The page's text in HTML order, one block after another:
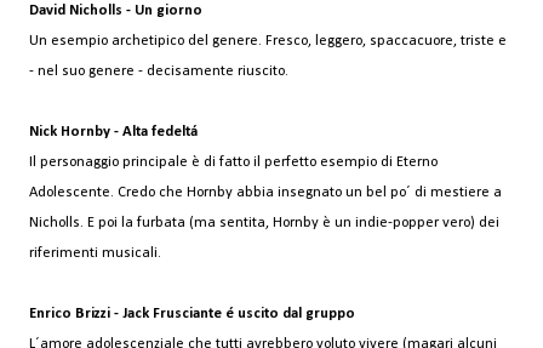
David Nicholls - Un giorno
Un esempio archetipico del genere. Fresco, leggero, spaccacuore, triste e
- nel suo genere - decisamente riuscito.
Nick Hornby - Alta fedeltá
Il personaggio principale è di fatto il perfetto esempio di Eterno
Adolescente. Credo che Hornby abbia insegnato un bel po´ di mestiere a
Nicholls. E poi la furbata (ma sentita, Hornby è un indie-popper vero) dei
riferimenti musicali.
Enrico Brizzi - Jack Frusciante é uscito dal gruppo
L´amore adolescenziale che tutti avrebbero voluto vivere (magari alcuni